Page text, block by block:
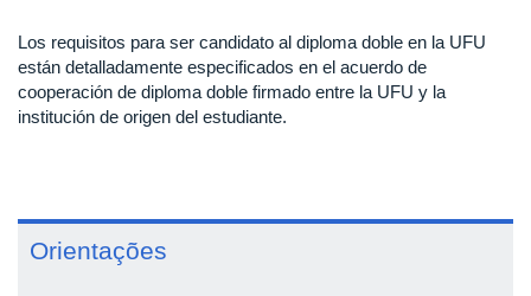
Los requisitos para ser candidato al diploma doble en la UFU
están detalladamente especificados en el acuerdo de
cooperación de diploma doble firmado entre la UFU y la
institución de origen del estudiante.
Orientações